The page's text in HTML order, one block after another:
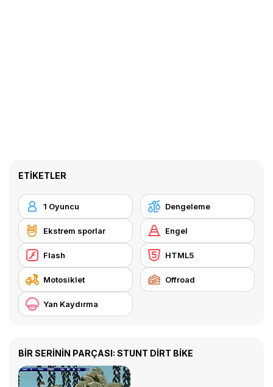
ETIKETLER
1 Oyuncu Dengeleme
Ekstrem sporlar Engel
Flash HTML5
Motosiklet Offroad
Yan Kaydırma
BİR SERİNİN PARÇASI: STUNT DIRT BIKE